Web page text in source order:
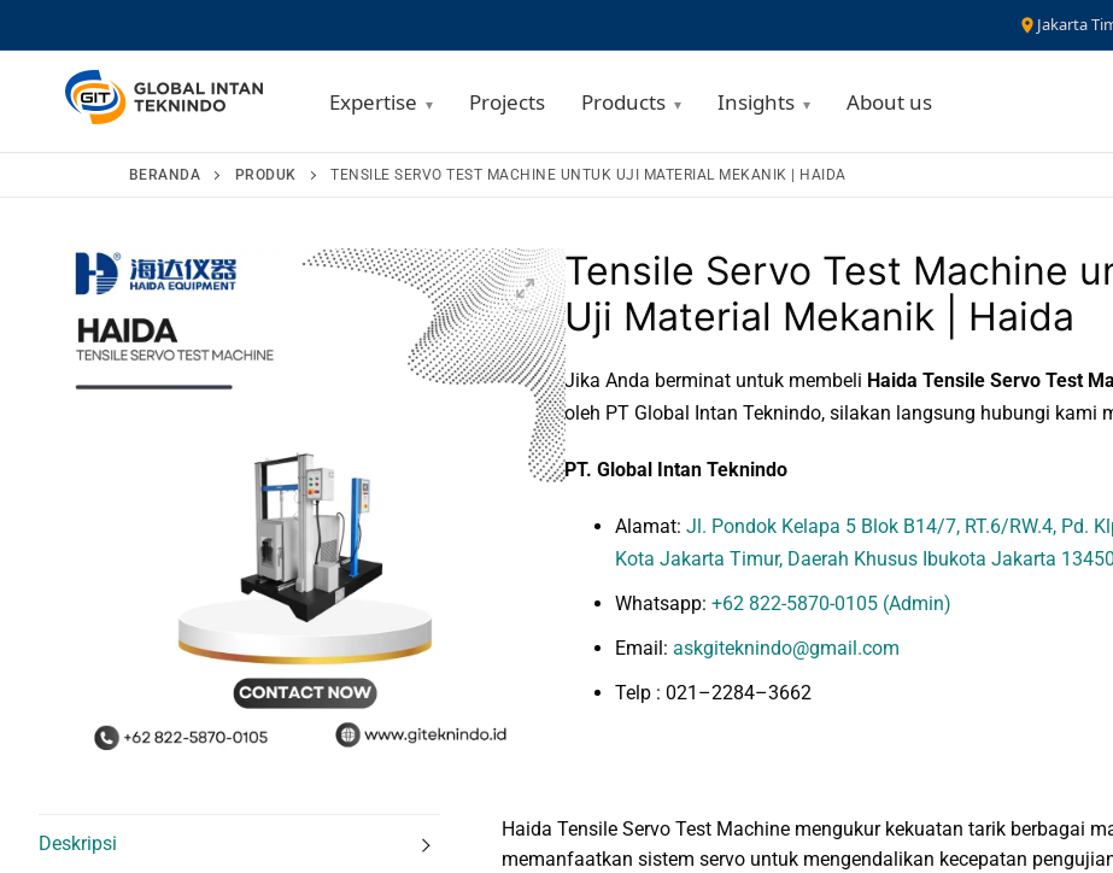
Jakarta
Expertise Projects Products Insights About us
BERANDA PRODUK TENSILE SERVO TEST MACHINE UNTUK UJI MATERIAL MEKANIK | HAIDA
🔍
Tensile Servo Test Machine
Uji Material Mekanik | Haida
Jika Anda berminat untuk membeli Haida Tensile Servo Test
oleh PT Global Intan Teknindo, silakan langsung hubungi kami
PT. Global Intan Teknindo
Alamat: Jl. Pondok Kelapa 5 Blok B14/7, RT.6/RW.4, Pd.
Kota Jakarta Timur, Daerah Khusus Ibukota Jakarta 13450
Whatsapp: +62 822-5870-0105 (Admin)
Email: askgiteknindo@gmail.com
Telp : 021–2284–3662
Deskripsi
Haida Tensile Servo Test Machine mengukur kekuatan tarik berbagai
memanfaatkan sistem servo untuk mengendalikan kecepatan